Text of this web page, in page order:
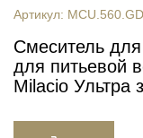
Артикул:
Смеситель
для питьевой
Milacio Ультра